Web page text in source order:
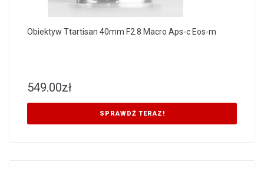
Obiektyw Ttartisan 40mm F2.8 Macro Aps-c Eos-m
549.00zł
SPRAWDŹ TERAZ!